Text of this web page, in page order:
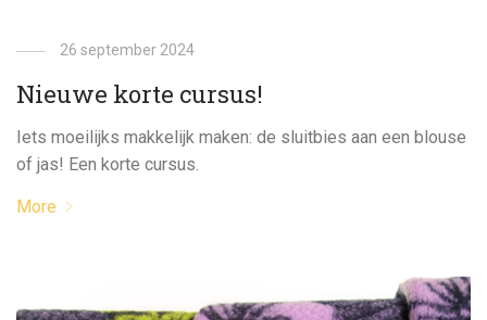
26 september 2024
Nieuwe korte cursus!
Iets moeilijks makkelijk maken: de sluitbies aan een blouse
of jas! Een korte cursus.
More